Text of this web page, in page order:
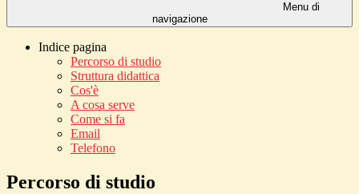
Menu di
navigazione
Indice pagina
Percorso di studio
Struttura didattica
Cos'è
A cosa serve
Come si fa
Email
Telefono
Percorso di studio